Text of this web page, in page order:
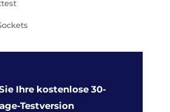
Ihre kostenlose 30-
Testversion